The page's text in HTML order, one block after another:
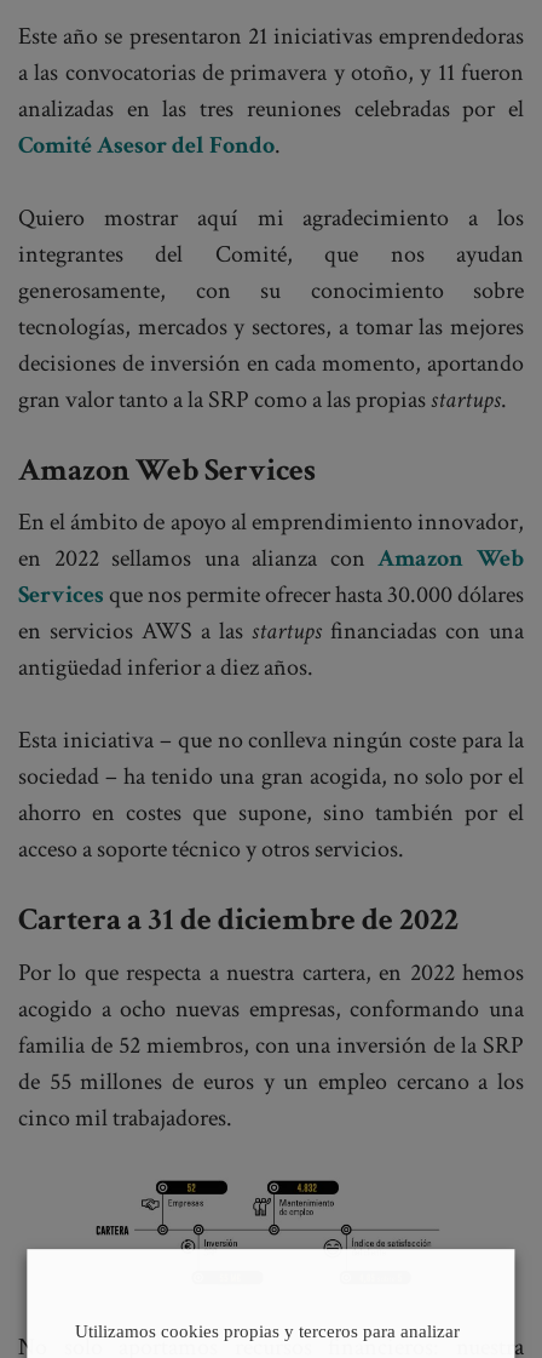
Este año se presentaron 21 iniciativas emprendedoras
a las convocatorias de primavera y otoño, y 11 fueron
analizadas en las tres reuniones celebradas por el
Comité Asesor del Fondo.
Quiero mostrar aquí mi agradecimiento a los
integrantes del Comité, que nos ayudan
generosamente, con su conocimiento sobre
tecnologías, mercados y sectores, a tomar las mejores
decisiones de inversión en cada momento, aportando
gran valor tanto a la SRP como a las propiasstartups.
Amazon Web Services
En el ámbito de apoyo al emprendimiento innovador,
en 2022 sellamos una alianza conAmazon Web
Services que nos permite ofrecer hasta 30.000 dólares
en servicios AWS a las startups financiadas con una
antigüedad inferior a diez años.
Esta iniciativa – que no conlleva ningún coste para la
sociedad – ha tenido una gran acogida, no solo por el
ahorro en costes que supone, sino también por el
acceso a soporte técnico y otros servicios.
Cartera a 31 de diciembre de 2022
Por lo que respecta a nuestra cartera, en 2022 hemos
acogido a ocho nuevas empresas, conformando una
familia de 52 miembros, con una inversión de la SRP
de 55 millones de euros y un empleo cercano a los
cinco mil trabajadores.
No solo aportamos recursos financieros: nuestra
Utilizamos cookies propias y terceros para analizar